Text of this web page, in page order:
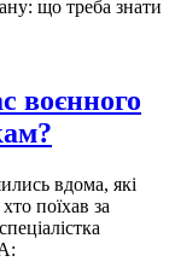
воєнного
вдома, які
поїхав за